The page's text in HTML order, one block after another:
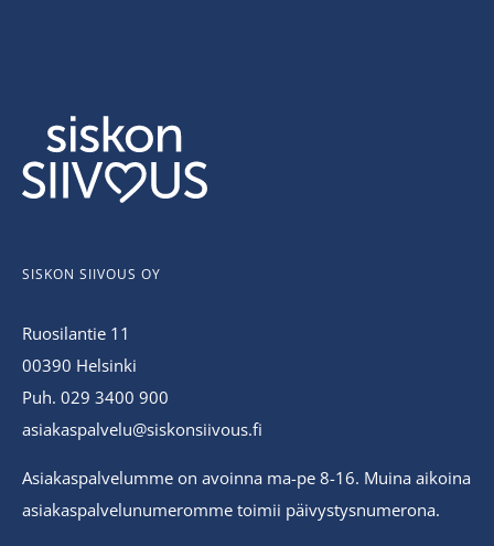
SISKON SIIVOUS OY
Ruosilantie 11
00390 Helsinki
Puh. 029 3400 900
asiakaspalvelu@siskonsiivous.fi
Asiakaspalvelumme on avoinna ma-pe 8-16. Muina aikoina
asiakaspalvelunumeromme toimii päivystysnumerona.